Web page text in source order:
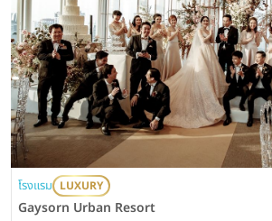
โรงแรม LUXURY
Gaysorn Urban Resort